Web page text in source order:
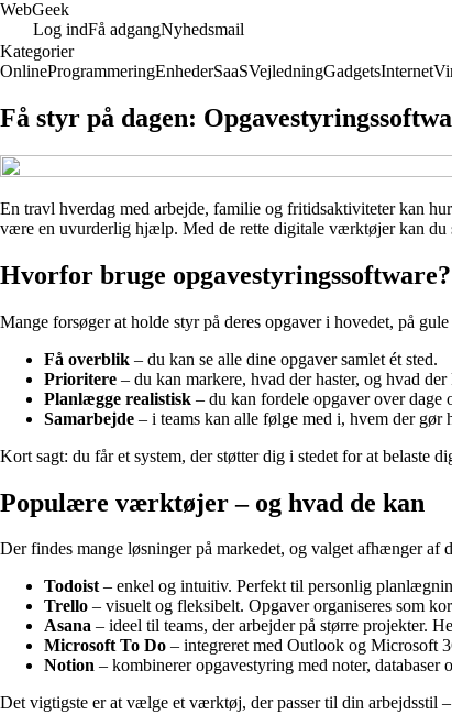
WebGeek
Log indFå adgangNyhedsmail
Kategorier
OnlineProgrammeringEnhederSaaSVejledningGadgetsInternet
Få styr på dagen:
En travl hverdag med arbejde, familie og fritidsaktiviteter kan
være en uvurderlig hjælp. Med de rette digitale værktøjer kan du
Hvorfor bruge opgavestyringssoftware?
Mange forsøger at holde styr på deres opgaver i hovedet, på
Få overblik – du kan se alle dine opgaver samlet ét sted.
Prioritere – du kan markere, hvad der haster, og hvad der
Planlægge realistisk – du kan fordele opgaver over dage
Samarbejde – i teams kan alle følge med i, hvem der gør
Kort sagt: du får et system, der støtter dig i stedet for at belaste
Populære værktøjer – og hvad de kan
Der findes mange løsninger på markedet, og valget afhænger af
Todoist– enkel og intuitiv. Perfekt til personlig
Trello – visuelt og fleksibelt. Opgaver organiseres som
Asana – ideel til teams, der arbejder på større projekter.
Microsoft To Do – integreret med Outlook og Microsoft
Notion – kombinerer opgavestyring med noter,
Det vigtigste er at vælge et værktøj, der passer til din arbejdsstil